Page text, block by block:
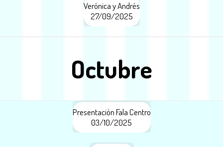
Verónica y Andrés
27/09/2025
Octubre
Presentación Fala Centro
03/10/2025